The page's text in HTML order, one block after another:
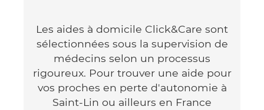
Les aides à domicile Click&Care sont
sélectionnées sous la supervision de
médecins selon un processus
rigoureux. Pour trouver une aide pour
vos proches en perte d'autonomie à
Saint-Lin ou ailleurs en France